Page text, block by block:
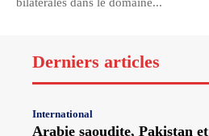
bilatérales dans le domaine...
Derniers articles
International
Arabie saoudite, Pakistan et